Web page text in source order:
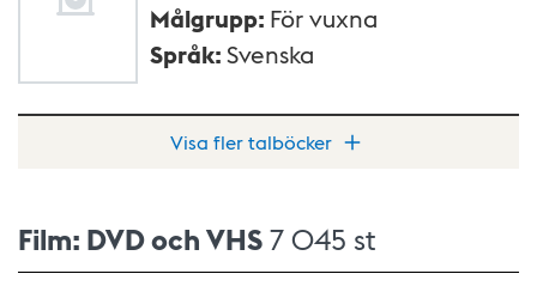
Målgrupp: För vuxna
Språk:Svenska
Visa fler talböcker
Film: DVD och VHS7 045 st